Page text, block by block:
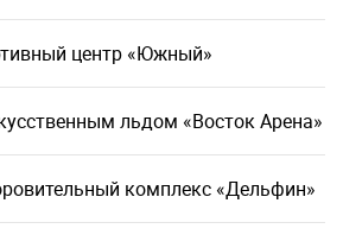
центр «Южный»
льдом «Восток Арена»
комплекс «Дельфин»